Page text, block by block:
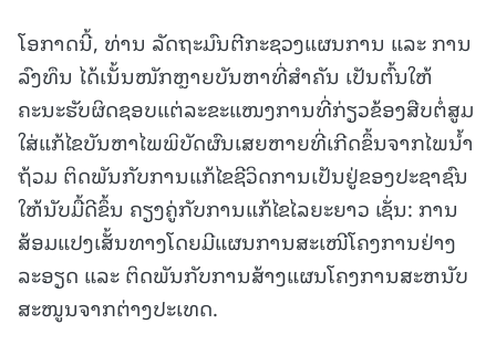
ໂອກາດນີ້, ທ່ານ ລັດຖະມົນຕີກະຊວງແຜນການ ແລະ ການ
ລົງທຶນ ໄດ້ເນັ້ນໜັກຫຼາຍບັນຫາທີ່ສໍາຄັນ ເປັນຕົ້ນໃຫ້
ຄະນະຮັບຜິດຊອບແຕ່ລະຂະແໜງການທີ່ກ່ຽວຂ້ອງສືບຕໍ່ສູມ
ໃສ່ແກ້ໄຂບັນຫາໄພພິບັດຜົນເສຍຫາຍທີ່ເກີດຂຶ້ນຈາກໄພນໍ້າ
ຖ້ວມ ຕິດພັນກັບການແກ້ໄຂຊີວິດການເປັນຢູ່ຂອງປະຊາຊົນ
ໃຫ້ນັບມື້ດີຂຶ້ນ ຄຽງຄູ່ກັບການແກ້ໄຂໄລຍະຍາວ ເຊັ່ນ: ການ
ສ້ອມແປງເສັ້ນທາງໂດຍມີແຜນການສະເໜີໂຄງການຢ່າງ
ລະອຽດ ແລະ ຕິດພັນກັບການສ້າງແຜນໂຄງການສະຫນັບ
ສະໜູນຈາກຕ່າງປະເທດ.